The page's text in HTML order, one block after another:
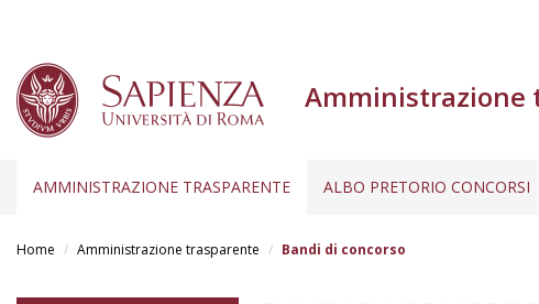
Amministrazione
AMMINISTRAZIONE TRASPARENTE ALBO PRETORIO CONCORSI
Home Amministrazione trasparente Bandi di concorso